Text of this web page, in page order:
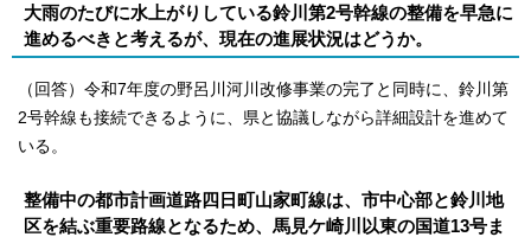
大雨のたびに水上がりしている鈴川第2号幹線の整備を早急に
進めるべきと考えるが、現在の進展状況はどうか。
（回答）令和7年度の野呂川河川改修事業の完了と同時に、鈴川第
2号幹線も接続できるように、県と協議しながら詳細設計を進めて
いる。
整備中の都市計画道路四日町山家町線は、市中心部と鈴川地
区を結ぶ重要路線となるため、馬見ケ崎川以東の国道13号ま